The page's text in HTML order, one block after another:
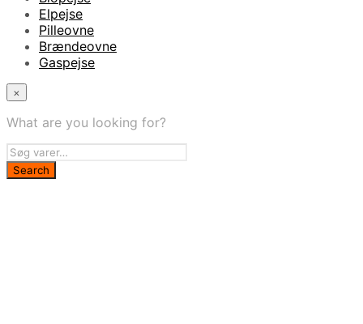
Elpejse
Pilleovne
Brændeovne
Gaspejse
×
What are you looking for?